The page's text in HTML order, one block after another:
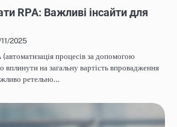
RPA: Важливі інсайти для
11/2025
процесів за допомогою
вплинути на загальну вартість впровадження
ретельно…